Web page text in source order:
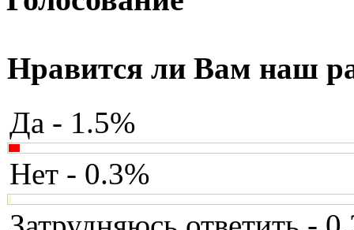
Нравится ли Вам наш
Да - 1.5%
Нет - 0.3%